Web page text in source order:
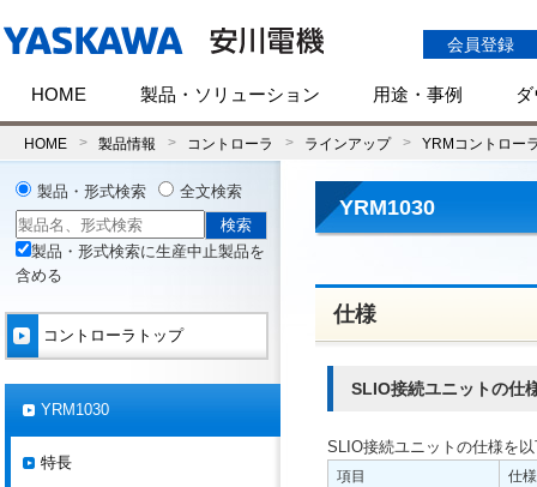
会員登録
HOME 製品・ソリューション 用途・事例
HOME 製品情報 コントローラ ラインアップ YRMコントロー
YRM1030
仕様
SLIO接続ユニットの仕
SLIO接続ユニットの仕様を
項目
仕様
製品・形式検索 全文検索
製品・形式検索に生産中止製品を
含める
コントローラトップ
YRM1030
特長